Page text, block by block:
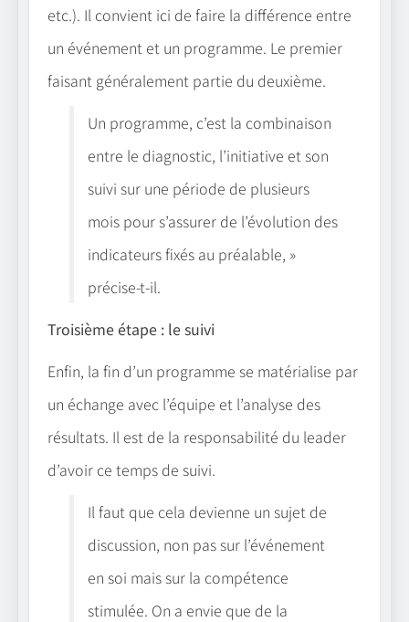
etc.). Il convient ici de faire la différence entre
un événement et un programme. Le premier
faisant généralement partie du deuxième.
Un programme, c’est la combinaison
entre le diagnostic, l’initiative et son
suivi sur une période de plusieurs
mois pour s’assurer de l’évolution des
indicateurs fixés au préalable, »
précise-t-il.
Troisième étape : le suivi
Enfin, la fin d’un programme se matérialise par
un échange avec l’équipe et l’analyse des
résultats. Il est de la responsabilité du leader
d’avoir ce temps de suivi.
Il faut que cela devienne un sujet de
discussion, non pas sur l’événement
en soi mais sur la compétence
stimulée. On a envie que de la